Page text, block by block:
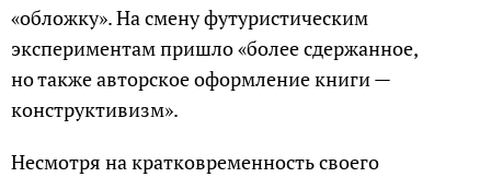
«обложку». На смену футуристическим
экспериментам пришло «более сдержанное,
но также авторское оформление книги —
конструктивизм».
Несмотря на кратковременность своего